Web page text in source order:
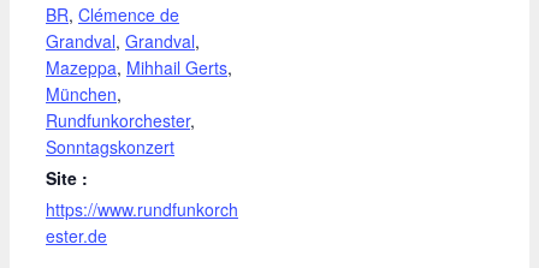
BR, Clémence de
Grandval, Grandval,
Mazeppa, Mihhail Gerts,
München,
Rundfunkorchester,
Sonntagskonzert
Site :
https://www.rundfunkorch
ester.de